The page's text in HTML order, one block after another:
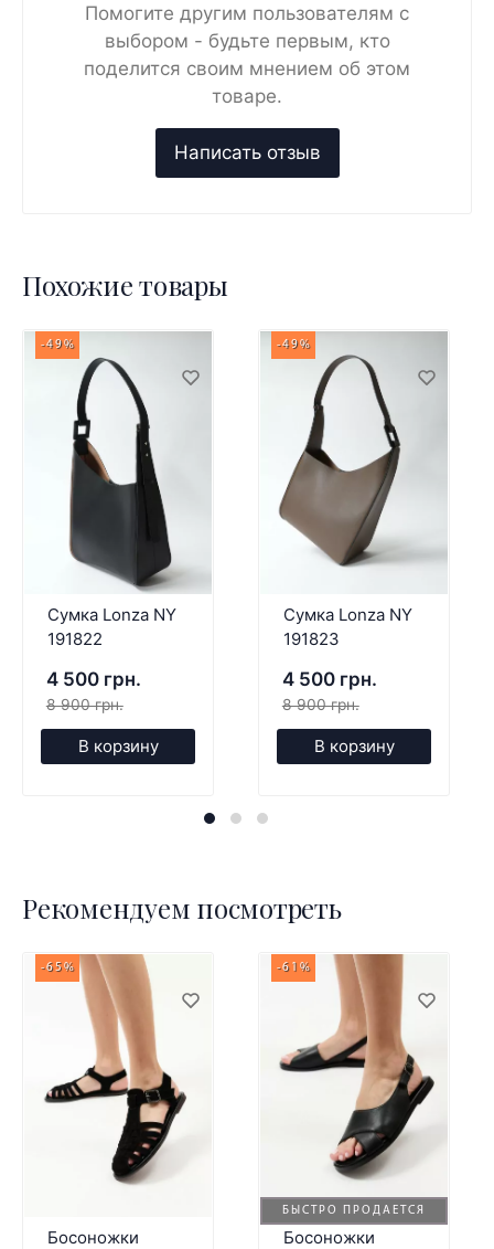
Помогите другим пользователям с
выбором - будьте первым, кто
поделится своим мнением об этом
товаре.
Похожие товары
-49%
Сумка Lonza NY
191822
4 500 грн.
8 900 грн.
В корзину
-49%
Сумка Lonza NY
191823
4 500 грн.
8 900 грн.
В корзину
Рекомендуем посмотреть
-65%
Босоножки
БЫСТРО ПРОДАЕТСЯ
-61%
Босоножки